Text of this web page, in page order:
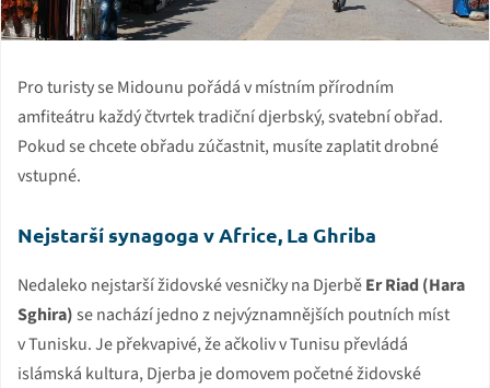
Pro turisty se Midounu pořádá v místním přírodním
amfiteátru každý čtvrtek tradiční djerbský, svatební obřad.
Pokud se chcete obřadu zúčastnit, musíte zaplatit drobné
vstupné.
Nejstarší synagoga v Africe, La Ghriba
Nedaleko nejstarší židovské vesničky na DjerběEr Riad (Hara
Sghira)se nachází jedno z nejvýznamnějších poutních míst
v Tunisku. Je překvapivé, že ačkoliv v Tunisu převládá
islámská kultura, Djerba je domovem početné židovské